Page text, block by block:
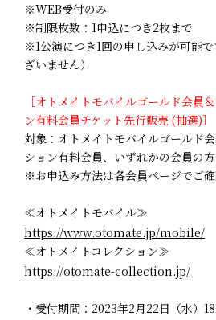
※WEB受付のみ
※制限枚数：1申込につき2枚まで
※1公演につき1回の申し込みが可能
ざいません）
［オトメイトモバイルゴールド会員
ン有料会員チケット先行販売 (抽選)］
対象：オトメイトモバイルゴールド
ション有料会員、いずれかの会員の方
※お申込み方法は各会員ページでご確
≪オトメイトモバイル≫
https://www.otomate.jp/mobile/
≪オトメイトコレクション≫
https://otomate-collection.jp/
・受付期間：2023年2月22日（水）